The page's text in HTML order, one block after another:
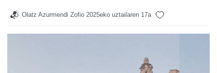
Olatz Azurmendi Zofio 2025eko uztailaren 17a